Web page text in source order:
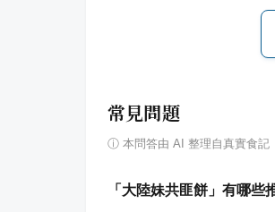
常見問題
ⓘ 本問答由 AI 整理自真實食記
「大陸妹共匪餅」有哪些